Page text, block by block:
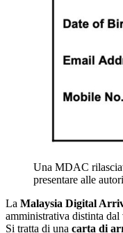
Una MDAC
presentare alle
La Malaysia Digital
amministrativa distinta
Si tratta di una carta di